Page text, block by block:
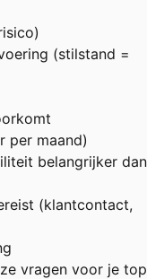
(stilstand =
per maand)
belangrijker dan
(klantcontact,
vragen voor je top